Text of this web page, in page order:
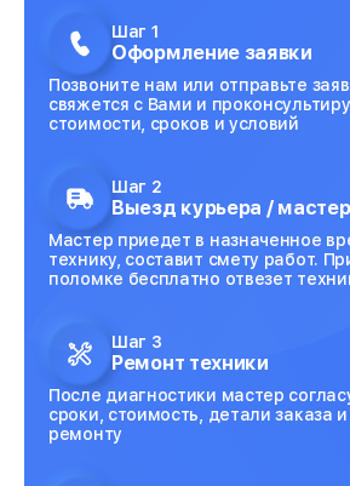
Шаг 1
Оформление заявки
Позвоните нам или отправьте
свяжется с Вами и
стоимости, сроков и условий
Шаг 2
Выезд курьера /
Мастер приедет в назначенное
технику, составит смету работ.
поломке бесплатно отвезет
Шаг 3
Ремонт техники
После диагностики мастер
сроки, стоимость, детали заказа
ремонту